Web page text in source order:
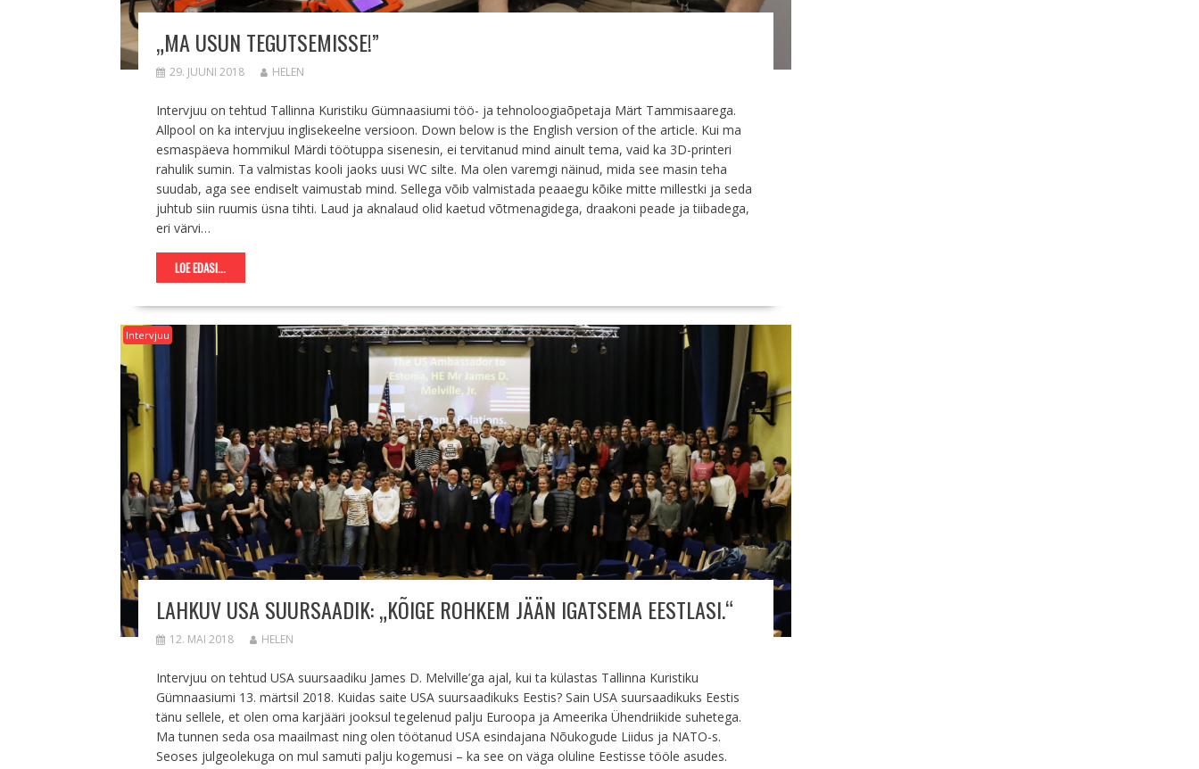
„MA USUN TEGUTSEMISSE!”
29. JUUNI 2018 HELEN
Intervjuu on tehtud Tallinna Kuristiku Gümnaasiumi töö- ja tehnoloogiaõpetaja Märt Tammisaarega.
Allpool on ka intervjuu inglisekeelne versioon. Down below is the English version of the article. Kui ma
esmaspäeva hommikul Märdi töötuppa sisenesin, ei tervitanud mind ainult tema, vaid ka 3D-printeri
rahulik sumin. Ta valmistas kooli jaoks uusi WC silte. Ma olen varemgi näinud, mida see masin teha
suudab, aga see endiselt vaimustab mind. Sellega võib valmistada peaaegu kõike mitte millestki ja seda
juhtub siin ruumis üsna tihti. Laud ja aknalaud olid kaetud võtmenagidega, draakoni peade ja tiibadega,
eri värvi…
LOE EDASI...
Intervjuu
LAHKUV USA SUURSAADIK: „KÕIGE ROHKEM JÄÄN IGATSEMA EESTLASI.“
12. MAI 2018 HELEN
Intervjuu on tehtud USA suursaadiku James D. Melville’ga ajal, kui ta külastas Tallinna Kuristiku
Gümnaasiumi 13. märtsil 2018. Kuidas saite USA suursaadikuks Eestis? Sain USA suursaadikuks Eestis
tänu sellele, et olen oma karjääri jooksul tegelenud palju Euroopa ja Ameerika Ühendriikide suhetega.
Ma tunnen seda osa maailmast ning olen töötanud USA esindajana Nõukogude Liidus ja NATO-s.
Seoses julgeolekuga on mul samuti palju kogemusi – ka see on väga oluline Eestisse tööle asudes.